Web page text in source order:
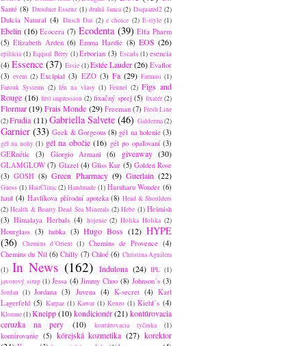
Santé (8) Dresdner Essenz (1) druhá šanca (2) Dsquared2 (2)
Dulcia Natural (4) Dusch Das (2) e choice (2) E-style (1)
Ebelin (16) Ecocera (7) Ecodenta (39) Elfa Pharm
(5) Elizabeth Arden (6) Emma Hardie (8) EOS (26)
epilácia (1) Eqqual Berry (1) Erborian (3) Escada (1) esencia
(4) Essence (37) Essie (1)Estée Lauder (26) Evaflor
(3) event (2) Excipial (3) EZO (3) Fa (29) Farmasi (1)
Farouk Systems (2) fén na vlasy (1) Fennel (2) Figs and
Rouge (16) first impression (2) fixačný sprej (5) fixatér (2)
Flormar(19) Frais Monde (29) Freeman (7) Fresh Line
(2)Frudia (11) Gabriella Salvete (46) Galderma(2)
Garnier (33) Geek & Gorgeous (8) gél na holenie (3)
gél na nohy (1) gél na obočie (16) gél po opaľovaní (3)
GERnétic (3) Giorgio Armani (6) giveaway (30)
GLAMGLOW (7) Glazel (4) Gliss Kur (5) Golden Rose
(3) GOSH (8) Green Pharmacy (9) Guerlain (22)
Guess (1) HairClinic (2) Handmade (1) Haruharu Wonder (6)
haul (4) Havlíkova přírodní apoteka (8) Head & Shoulders
(2) Health & Beauty Dead Sea Minerals (2) Hebe (1) Heimish
(3) Himalaya Herbals (4) hojenie (2) Holika Holika (2)
Hourglass (3) hubka (3) Hugo Boss (12) HYPE
(36)
Chemins d´Orient (1) Chemins de Provence (4)
Chemins du Nil (6) Chilly (7) Chloé (6) Christina Aguilera
(1) In News (162) Indulona (24) IPL (1)
javorový sirup (1) Jessa (4) Jimmy Choo (8) Johnson´s (3)
Jordan (1) Jordana (3) Juvena (4) K-secret (4) Karl
Lagerfeld (5) Karpaz (1) Kawar (1) Kenzo (1) Kiehl´s (4)
Klorane(1)Kneipp(10)kondicionér(21)kontúrovacia
ceruzka na pery
(10) kontúrovacia tyčinka (1)
kontúrovanie (5) kórejská kozmetika (27) korektor